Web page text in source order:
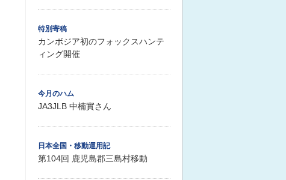
特別寄稿
カンボジア初のフォックスハンテ
ィング開催
今月のハム
JA3JLB 中楠實さん
日本全国・移動運用記
第104回 鹿児島郡三島村移動